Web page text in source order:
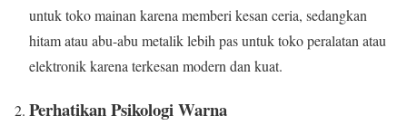
untuk toko mainan karena memberi kesan ceria, sedangkan
hitam atau abu-abu metalik lebih pas untuk toko peralatan atau
elektronik karena terkesan modern dan kuat.
Perhatikan Psikologi Warna